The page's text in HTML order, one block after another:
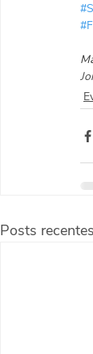
Posts recentes